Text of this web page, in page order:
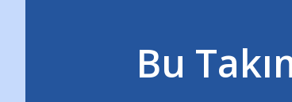
Bu